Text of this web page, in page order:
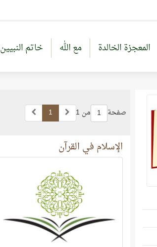
المعجزة الخالدة مع الله خاتم النبيين
صفحة 1 من 1 1
الإسلام في القرآن